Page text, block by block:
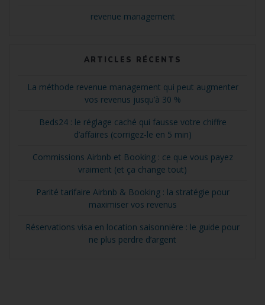
revenue management
ARTICLES RÉCENTS
La méthode revenue management qui peut augmenter
vos revenus jusqu’à 30 %
Beds24 : le réglage caché qui fausse votre chiffre
d’affaires (corrigez-le en 5 min)
Commissions Airbnb et Booking : ce que vous payez
vraiment (et ça change tout)
Parité tarifaire Airbnb & Booking : la stratégie pour
maximiser vos revenus
Réservations visa en location saisonnière : le guide pour
ne plus perdre d’argent